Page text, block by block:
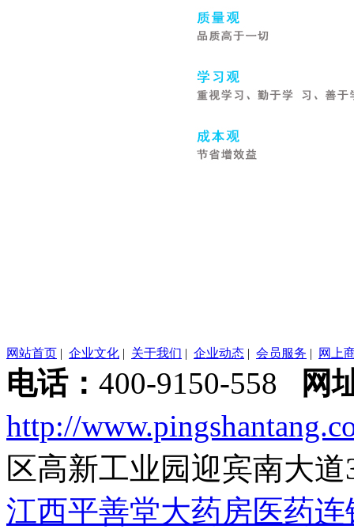
网站首页 | 企业文化 | 关于我们 | 企业动态 | 会员服务 | 网上
电话： 400-9150-558
网
http://
区高新工业园迎宾南大道
江西平善堂大药房医药